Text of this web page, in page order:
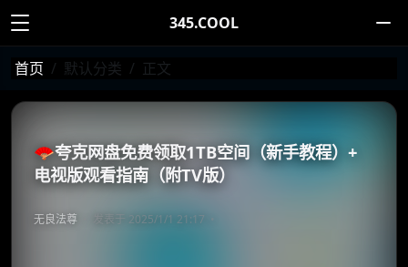
345.COOL
首页 默认分类 正文
🪭夸克网盘免费领取1TB空间（新手教程）+
电视版观看指南（附TV版）
无良法尊 发表于 2025/1/1 21:17